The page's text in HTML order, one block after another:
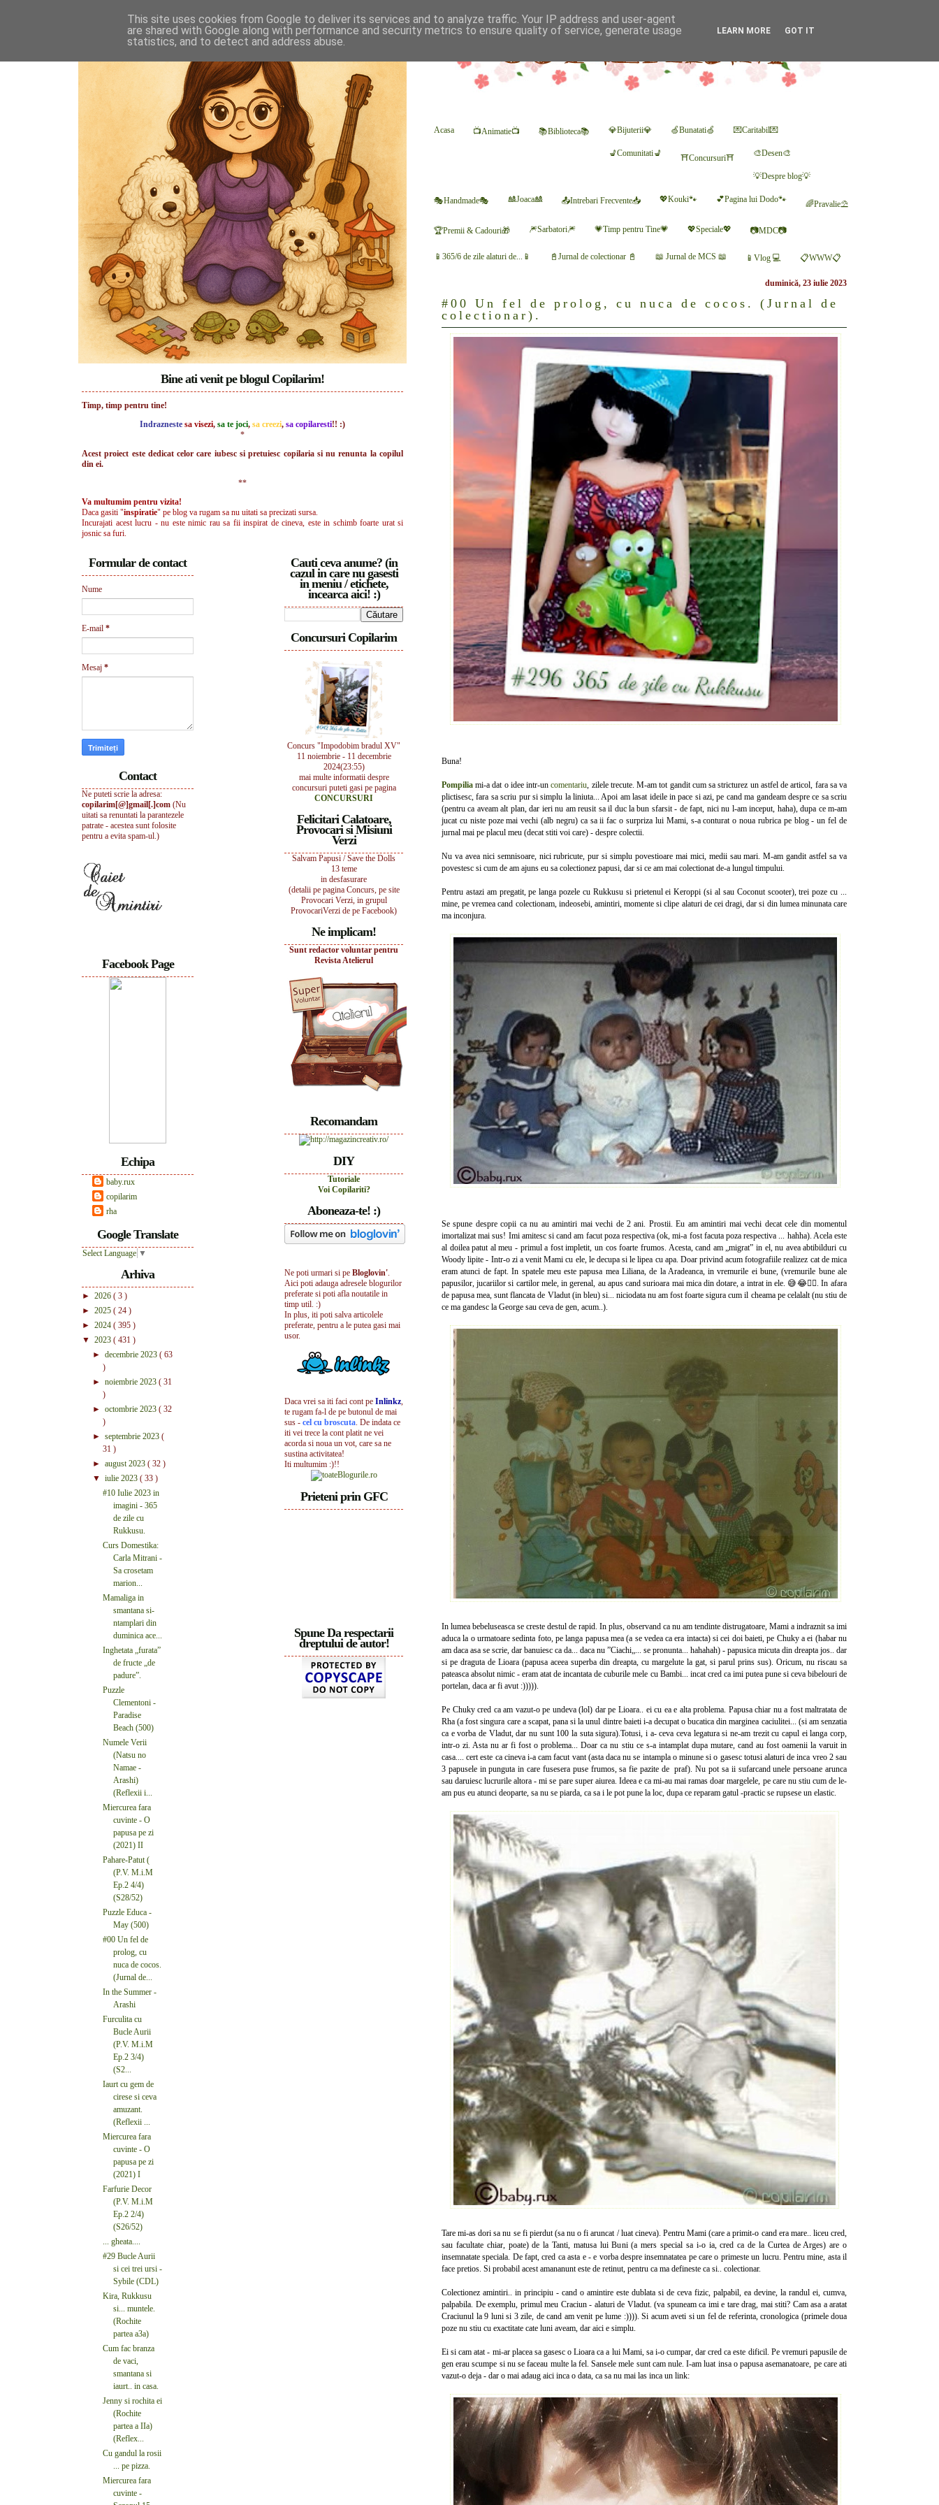
Acasa 📺Animatie📺 📚Biblioteca📚 💎Bijuterii💎 🍏Bunatati🍏 💌Caritabil💌
💺Comunitati💺 ⛩Concursuri⛩ 🎨Desen🎨
💡Despre blog💡
🎭Handmade🎭 🎎Joaca🎎 📤Intrebari Frecvente📥 💖Kouki🐾 💕Pagina lui Dodo🐾 🌈Pravalie⛱
🏆Premii & Cadouri🎁 🎆Sarbatori🎆 💗Timp pentru Tine💗 💖Speciale💖 📷MDC📷
📱365/6 de zile alaturi de...📱 📓Jurnal de colectionar 📓 📖 Jurnal de MCS 📖 📱Vlog 💻 📋WWW📋
duminică, 23 iulie 2023
#00 Un fel de prolog, cu nuca de cocos. (Jurnal de
colectionar).
Buna!
Pompilia mi-a dat o idee intr-uncomentariu, zilele trecute. M-am tot gandit cum sa stricturez un astfel de articol, fara sa va
plictisesc, fara sa scriu pur si simplu la liniuta... Apoi am lasat ideile in pace si azi, pe cand ma gandeam despre ce sa scriu
(pentru ca aveam alt plan, dar ieri nu am reusit sa il duc la bun sfarsit - de fapt, nici nu l-am inceput, haha), dupa ce m-am
jucat cu niste poze mai vechi (alb negru) ca sa ii fac o surpriza lui Mami, s-a conturat o noua rubrica pe blog - un fel de
jurnal mai pe placul meu (decat stiti voi care) - despre colectii.
Nu va avea nici semnisoare, nici rubricute, pur si simplu povestioare mai mici, medii sau mari. M-am gandit astfel sa va
povestesc si cum de am ajuns eu sa colectionez papusi, dar si ce am mai colectionat de-a lungul timpului.
Pentru astazi am pregatit, pe langa pozele cu Rukkusu si prietenul ei Keroppi (si al sau Coconut scooter), trei poze cu ...
mine, pe vremea cand colectionam, indeosebi, amintiri, momente si clipe alaturi de cei dragi, dar si din lumea minunata care
ma inconjura.
Se spune despre copii ca nu au amintiri mai vechi de 2 ani. Prostii. Eu am amintiri mai vechi decat cele din momentul
imortalizat mai sus! Imi amitesc si cand am facut poza respectiva (ok, mi-a fost facuta poza respectiva ... hahha). Acela este
al doilea patut al meu - primul a fost impletit, un cos foarte frumos. Acesta, cand am „migrat” in el, nu avea abtibilduri cu
Woody lipite - Intr-o zi a venit Mami cu ele, le decupa si le lipea cu apa. Doar privind acum fotografiile realizez cat de mica
eram atunci de fapt. In spatele meu este papusa mea Liliana, de la Aradeanca, in vremurile ei bune, (vremurile bune ale
papusilor, jucariilor si cartilor mele, in gerenal, au apus cand surioara mai mica din dotare, a intrat in ele. 😅😂🤦‍♀️. In afara
de papusa mea, sunt flancata de Vladut (in bleu) si... niciodata nu am fost foarte sigura cum il cheama pe celalalt (nu stiu de
ce ma gandesc la George sau ceva de gen, acum..).
In lumea bebeluseasca se creste destul de rapid. In plus, observand ca nu am tendinte distrugatoare, Mami a indraznit sa imi
aduca la o urmatoare sedinta foto, pe langa papusa mea (a se vedea ca era intacta) si cei doi baieti, pe Chuky a ei (habar nu
am daca asa se scrie, dar banuiesc ca da... daca nu ”Ciachi„... se pronunta... hahahah) - papusica micuta din dreapta jos.. dar
si pe draguta de Lioara (papusa aceea superba din dreapta, cu margelute la gat, si parul prins sus). Oricum, nu riscau sa
pateasca absolut nimic - eram atat de incantata de cuburile mele cu Bambi... incat cred ca imi putea pune si ceva bibelouri de
portelan, daca ar fi avut :))))).
Pe Chuky cred ca am vazut-o pe undeva (lol) dar pe Lioara.. ei cu ea e alta problema. Papusa chiar nu a fost maltratata de
Rha (a fost singura care a scapat, pana si la unul dintre baieti i-a decupat o bucatica din marginea caciulitei... (si am senzatia
ca e vorba de Vladut, dar nu sunt 100 la suta sigura).Totusi, i a- ceva ceva legatura si ne-am trezit cu capul ei langa corp,
intr-o zi. Asta nu ar fi fost o problema... Doar ca nu stiu ce s-a intamplat dupa mutare, cand au fost oamenii la varuit in
casa.... cert este ca cineva i-a cam facut vant (asta daca nu se intampla o minune si o gasesc totusi alaturi de inca vreo 2 sau
3 papusele in punguta in care fusesera puse frumos, sa fie pazite de praf). Nu pot sa ii sufarcand unele persoane arunca
sau daruiesc lucrurile altora - mi se pare super aiurea. Ideea e ca mi-au mai ramas doar margelele, pe care nu stiu cum de le-
am pus eu atunci deoparte, sa nu se piarda, ca sa i le pot pune la loc, dupa ce reparam gatul -practic se rupsese un elastic.
Tare mi-as dori sa nu se fi pierdut (sa nu o fi aruncat / luat cineva). Pentru Mami (care a primit-o cand era mare.. liceu cred,
sau facultate chiar, poate) de la Tanti, matusa lui Buni (a mers special sa i-o ia, cred ca de la Curtea de Arges) are o
insemnatate speciala. De fapt, cred ca asta e - e vorba despre insemnatatea pe care o primeste un lucru. Pentru mine, asta il
face pretios. Si probabil acest amananunt este de retinut, pentru ca ma defineste ca si.. colectionar.
Colectionez amintiri.. in principiu - cand o amintire este dublata si de ceva fizic, palpabil, ea devine, la randul ei, cumva,
palpabila. De exemplu, primul meu Craciun - alaturi de Vladut. (va spuneam ca imi e tare drag, mai stiti? Cam asa a aratat
Craciunul la 9 luni si 3 zile, de cand am venit pe lume :)))). Si acum aveti si un fel de referinta, cronologica (primele doua
poze nu stiu cu exactitate cate luni aveam, dar aici e simplu.
Ei si cam atat - mi-ar placea sa gasesc o Lioara ca a lui Mami, sa i-o cumpar, dar cred ca este dificil. Pe vremuri papusile de
gen erau scumpe si nu se faceau multe la fel. Sansele mele sunt cam nule. I-am luat insa o papusa asemanatoare, pe care ati
vazut-o deja - dar o mai adaug aici inca o data, ca sa nu mai las inca un link:
Bine ati venit pe blogul Copilarim!
Timp, timp pentru tine!
Indrazneste sa visezi, sa te joci, sa creezi, sa copilaresti!! :)
*
Acest proiect este dedicat celor care iubesc si pretuiesc copilaria si nu renunta la copilul
din ei.
**
Va multumim pentru vizita!
Daca gasiti "inspiratie" pe blog va rugam sa nu uitati sa precizati sursa.
Incurajati acest lucru - nu este nimic rau sa fii inspirat de cineva, este in schimb foarte urat si
josnic sa furi.
Cauti ceva anume? (in
cazul in care nu gasesti
in meniu / etichete,
incearca aici! :)
Concursuri Copilarim
Concurs "Impodobim bradul XV"
11 noiembrie - 11 decembrie
2024(23:55)
mai multe informatii despre
concursuri puteti gasi pe pagina
CONCURSURI
Felicitari Calatoare,
Provocari si Misiuni
Verzi
Salvam Papusi / Save the Dolls
13 teme
in desfasurare
(detalii pe pagina Concurs, pe site
Provocari Verzi, in grupul
ProvocariVerzi de pe Facebook)
Ne implicam!
Sunt redactor voluntar pentru
Revista Atelierul
Recomandam
DIY
Tutoriale
Voi Copilariti?
Aboneaza-te! :)
Ne poti urmari si pe Bloglovin'.
Aici poti adauga adresele blogurilor
preferate si poti afla noutatile in
timp util. :)
In plus, iti poti salva articolele
preferate, pentru a le putea gasi mai
usor.
Daca vrei sa iti faci cont pe Inlinkz,
te rugam fa-l de pe butonul de mai
sus - cel cu broscuta. De indata ce
iti vei trece la cont platit ne vei
acorda si noua un vot, care sa ne
sustina activitatea!
Iti multumim :)!!
Prieteni prin GFC
Spune Da respectarii
dreptului de autor!
Formular de contact
Nume
E-mail *
Mesaj *
Contact
Ne puteti scrie la adresa:
copilarim[@]gmail[.]com (Nu
uitati sa renuntati la parantezele
patrate - acestea sunt folosite
pentru a evita spam-ul.)
Facebook Page
Echipa
baby.rux
copilarim
rha
Google Translate
Select Language ▼
Arhiva
► 2026 ( 3 )
► 2025 ( 24 )
► 2024 ( 395 )
▼ 2023 ( 431 )
► decembrie 2023 ( 63
)
► noiembrie 2023 ( 31
)
► octombrie 2023 ( 32
)
► septembrie 2023 (
31 )
► august 2023 ( 32 )
▼ iulie 2023 ( 33 )
#10 Iulie 2023 in
imagini - 365
de zile cu
Rukkusu.
Curs Domestika:
Carla Mitrani -
Sa crosetam
marion...
Mamaliga in
smantana si-
ntamplari din
duminica ace...
Inghetata „furata”
de fructe „de
padure”.
Puzzle
Clementoni -
Paradise
Beach (500)
Numele Verii
(Natsu no
Namae -
Arashi)
(Reflexii i...
Miercurea fara
cuvinte - O
papusa pe zi
(2021) II
Pahare-Patut (
(P.V. M.i.M
Ep.2 4/4)
(S28/52)
Puzzle Educa -
May (500)
#00 Un fel de
prolog, cu
nuca de cocos.
(Jurnal de...
In the Summer -
Arashi
Furculita cu
Bucle Aurii
(P.V. M.i.M
Ep.2 3/4)
(S2...
Iaurt cu gem de
cirese si ceva
amuzant.
(Reflexii ...
Miercurea fara
cuvinte - O
papusa pe zi
(2021) I
Farfurie Decor
(P.V. M.i.M
Ep.2 2/4)
(S26/52)
... gheata....
#29 Bucle Aurii
si cei trei ursi -
Sybile (CDL)
Kira, Rukkusu
si... muntele.
(Rochite
partea a3a)
Cum fac branza
de vaci,
smantana si
iaurt.. in casa.
Jenny si rochita ei
(Rochite
partea a IIa)
(Reflex...
Cu gandul la rosii
... pe pizza.
Miercurea fara
cuvinte -
This site uses cookies from Google to deliver its services and to analyze traffic. Your IP address and user-agent
are shared with Google along with performance and security metrics to ensure quality of service, generate usage
statistics, and to detect and address abuse.
LEARN MORE GOT IT